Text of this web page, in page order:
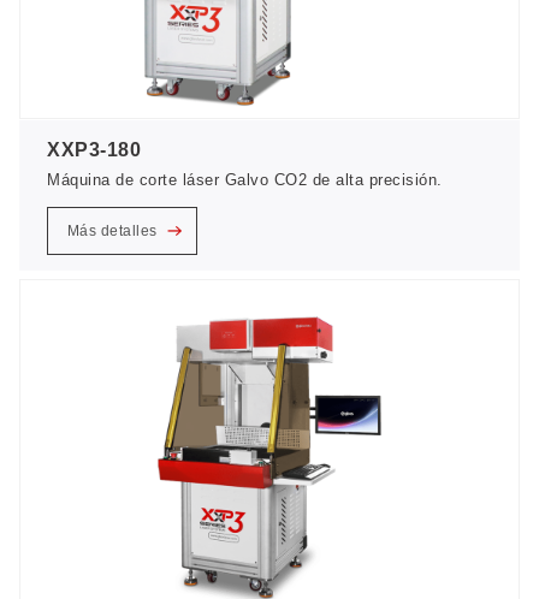
XXP3-180
Máquina de corte láser Galvo CO2 de alta precisión.
Más detalles